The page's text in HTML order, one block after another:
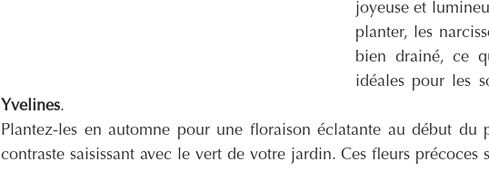
joyeuse et
planter, les
bien drainé, ce
Yvelines.
Plantez-les en automne pour une floraison éclatante au début du
contraste saisissant avec le vert de votre jardin. Ces fleurs précoces